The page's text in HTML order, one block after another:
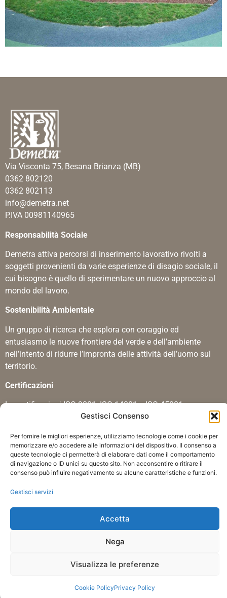
Gestisci Consenso
Per fornire le migliori esperienze, utilizziamo tecnologie come i cookie per
memorizzare e/o accedere alle informazioni del dispositivo. Il consenso a
queste tecnologie ci permetterà di elaborare dati come il comportamento
di navigazione o ID unici su questo sito. Non acconsentire o ritirare il
consenso può influire negativamente su alcune caratteristiche e funzioni.
Gestisci servizi
Accetta
Nega
Visualizza le preferenze
Cookie PolicyPrivacy Policy
Via Visconta 75, Besana Brianza (MB)
0362 802120
0362 802113
info@demetra.net
P.IVA 00981140965
Responsabilità Sociale
Demetra attiva percorsi di inserimento lavorativo rivolti a
soggetti provenienti da varie esperienze di disagio sociale, il
cui bisogno è quello di sperimentare un nuovo approccio al
mondo del lavoro.
Sostenibilità Ambientale
Un gruppo di ricerca che esplora con coraggio ed
entusiasmo le nuove frontiere del verde e dell’ambiente
nell’intento di ridurre l’impronta delle attività dell’uomo sul
territorio.
Certificazioni
Le certificazioni ISO 9001, ISO 14001 e ISO 45001
dimostrano che il sistema di gestione della qualità
di eccellenza.